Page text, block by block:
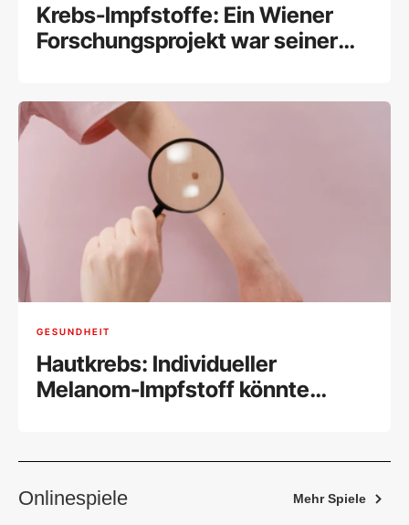
Krebs-Impfstoffe: Ein Wiener
Forschungsprojekt war seiner
GESUNDHEIT
Hautkrebs: Individueller
Melanom-Impfstoff könnte
Onlinespiele Mehr Spiele